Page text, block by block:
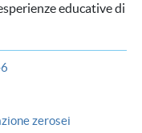
educative di
zerosei